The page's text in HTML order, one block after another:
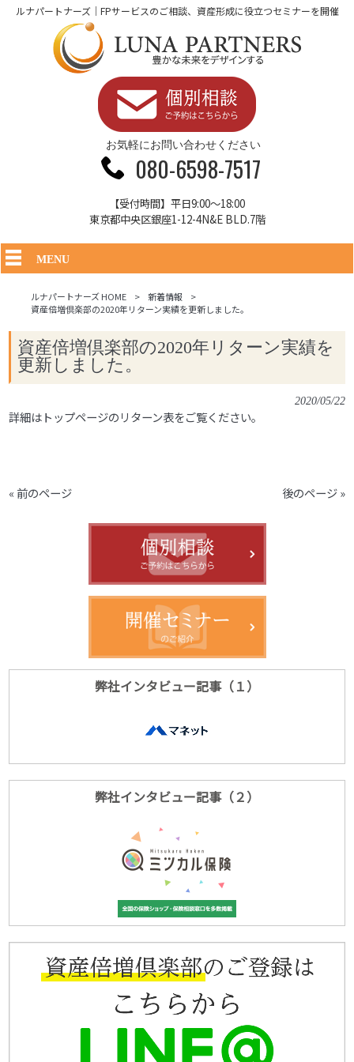
ルナパートナーズ｜FPサービスのご相談、資産形成に役立つセミナーを開催
お気軽にお問い合わせください
080-6598-7517
【受付時間】平日9:00～18:00
東京都中央区銀座1-12-4N&E BLD.7階
MENU
ルナパートナーズ HOME > 新着情報
>
資産倍増倶楽部の2020年リターン実績を更新しました。
資産倍増倶楽部の2020年リターン実績を
更新しました。
2020/05/22
詳細はトップページのリターン表をご覧ください。
« 前のページ 後のページ »
弊社インタビュー記事（１）
弊社インタビュー記事（２）